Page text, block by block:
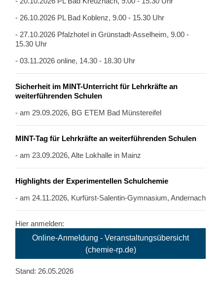
- 26.10.2026 PL Bad Koblenz, 9.00 - 15.30 Uhr
- 27.10.2026 Pfalzhotel in Grünstadt-Asselheim, 9.00 -
15.30 Uhr
- 03.11.2026 online, 14.30 - 18.30 Uhr
Sicherheit im MINT-Unterricht für Lehrkräfte an
weiterführenden Schulen
- am 29.09.2026, BG ETEM Bad Münstereifel
MINT-Tag für Lehrkräfte an weiterführenden Schulen
- am 23.09.2026, Alte Lokhalle in Mainz
Highlights der Experimentellen Schulchemie
- am 24.11.2026, Kurfürst-Salentin-Gymnasium, Andernach
Hier anmelden:
Online-Anmeldung - Veranstaltungsübersicht
(chemie-rp.de)
Stand: 26.05.2026